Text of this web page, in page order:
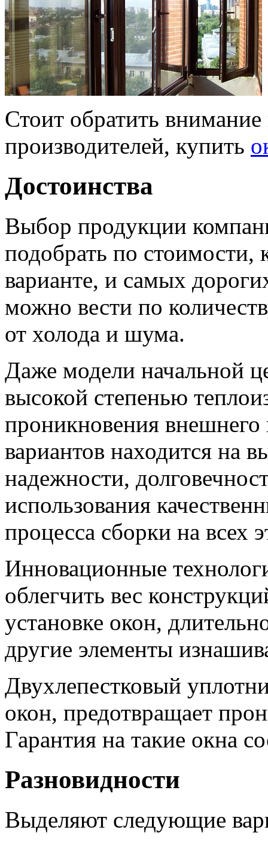
Стоит обратить
производителей, купить
Достоинства
Выбор продукции
подобрать по стоимости,
варианте, и самых
можно вести по
от холода и шума.
Даже модели начальной
высокой степенью
проникновения
вариантов находится на
надежности,
использования
процесса сборки на всех
Инновационные
облегчить вес
установке окон,
другие элементы
Двухлепестковый
окон, предотвращает
Гарантия на такие окна
Разновидности
Выделяют следующие